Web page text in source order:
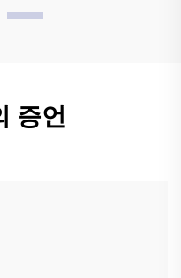
증언